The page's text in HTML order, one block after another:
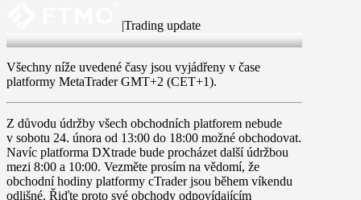
|Trading update
22 Feb 2024
Všechny níže uvedené časy jsou vyjádřeny v čase
platformy MetaTrader GMT+2 (CET+1).
Z důvodu údržby všech obchodních platforem nebude
v sobotu 24. února od 13:00 do 18:00 možné obchodovat.
Navíc platforma DXtrade bude procházet další údržbou
mezi 8:00 a 10:00. Vezměte prosím na vědomí, že
obchodní hodiny platformy cTrader jsou během víkendu
odlišné. Řiďte proto své obchody odpovídajícím